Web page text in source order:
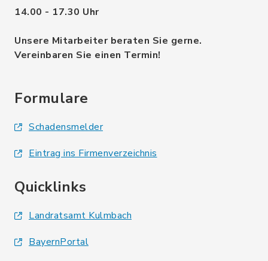
14.00 - 17.30 Uhr
Unsere Mitarbeiter beraten Sie gerne.
Vereinbaren Sie einen Termin!
Formulare
Schadensmelder
Eintrag ins Firmenverzeichnis
Quicklinks
Landratsamt Kulmbach
BayernPortal